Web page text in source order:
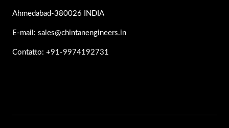
Ahmedabad-380026 INDIA
E-mail: sales@chintanengineers.in
Contatto: +91-9974192731